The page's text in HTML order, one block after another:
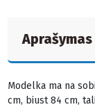
Aprašymas
Modelka ma na
cm, biust 84 cm,